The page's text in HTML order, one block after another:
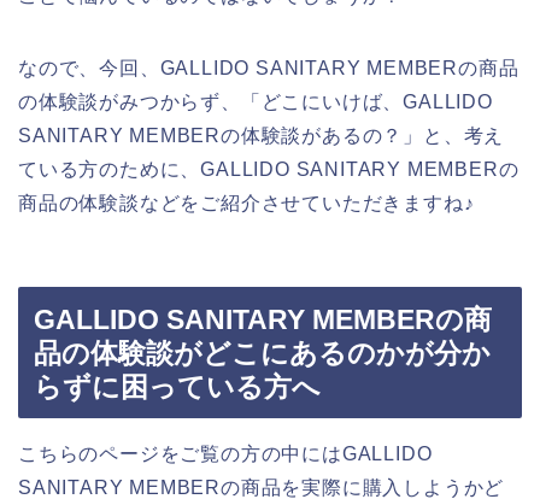
なので、今回、GALLIDO SANITARY MEMBERの商品
の体験談がみつからず、「どこにいけば、GALLIDO
SANITARY MEMBERの体験談があるの？」と、考え
ている方のために、GALLIDO SANITARY MEMBERの
商品の体験談などをご紹介させていただきますね♪
GALLIDO SANITARY MEMBERの商
品の体験談がどこにあるのかが分か
らずに困っている方へ
こちらのページをご覧の方の中にはGALLIDO
SANITARY MEMBERの商品を実際に購入しようかど